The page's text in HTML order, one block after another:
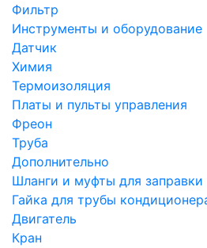
Фильтр
Инструменты и оборудование
Датчик
Химия
Термоизоляция
Платы и пульты управления
Фреон
Труба
Дополнительно
Шланги и муфты для
Гайка для трубы
Двигатель
Кран